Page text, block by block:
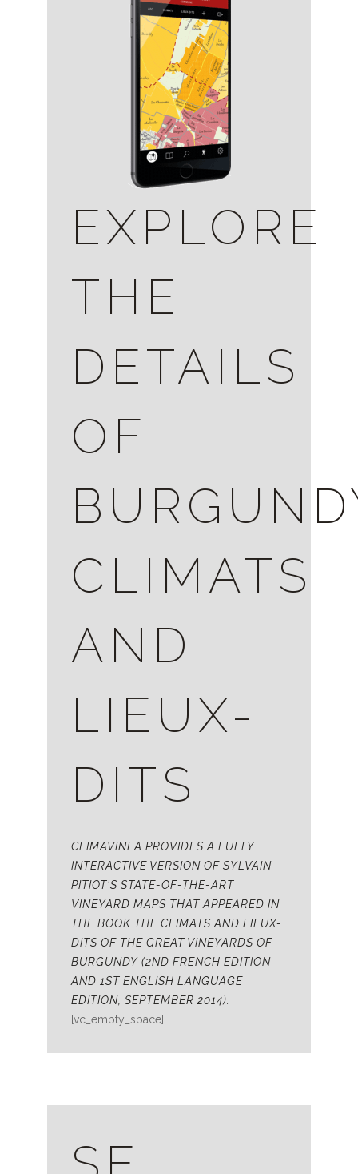
EXPLORE
THE
DETAILS
OF
CLIMATS
AND
LIEUX-
DITS
CLIMAVINEA PROVIDES A FULLY
INTERACTIVE VERSION OF SYLVAIN
PITIOT’S STATE-OF-THE-ART
VINEYARD MAPS THAT APPEARED IN
THE BOOK THE CLIMATS AND LIEUX-
DITS OF THE GREAT VINEYARDS OF
BURGUNDY (2ND FRENCH EDITION
AND 1ST ENGLISH LANGUAGE
EDITION, SEPTEMBER 2014).
[vc_empty_space]